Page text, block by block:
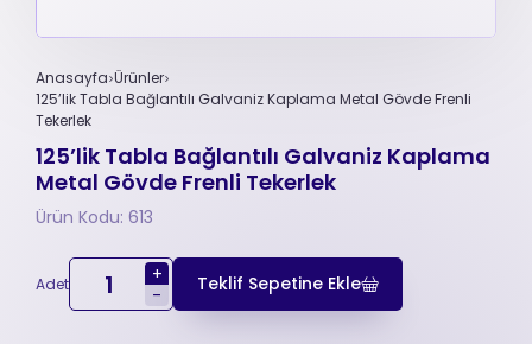
Anasayfa Ürünler
125’lik Tabla Bağlantılı Galvaniz Kaplama Metal Gövde Frenli
Tekerlek
125’lik Tabla Bağlantılı Galvaniz Kaplama
Metal Gövde Frenli Tekerlek
Ürün Kodu: 613
Adet
+
-
Teklif Sepetine Ekle